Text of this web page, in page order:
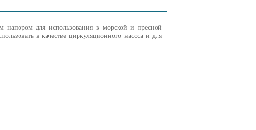
для использования в морской и пресной
в качестве циркуляционного насоса и для